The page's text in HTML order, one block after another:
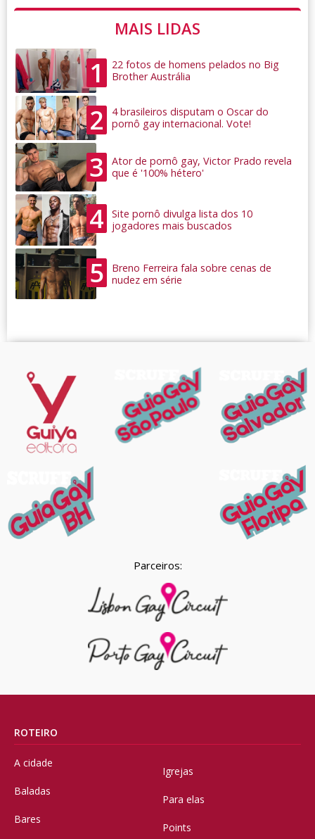
MAIS LIDAS
1
22 fotos de homens pelados no Big
Brother Austrália
2
4 brasileiros disputam o Oscar do
pornô gay internacional. Vote!
3
Ator de pornô gay, Victor Prado revela
que é '100% hétero'
4
Site pornô divulga lista dos 10
jogadores mais buscados
5
Breno Ferreira fala sobre cenas de
nudez em série
Parceiros:
ROTEIRO
A cidade
Baladas
Bares
Igrejas
Para elas
Points